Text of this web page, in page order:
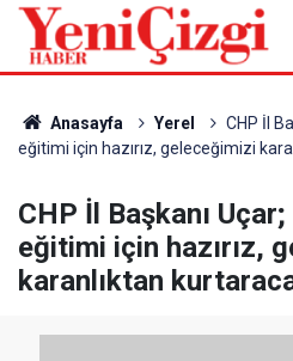
Anasayfa Yerel
CHP İl
eğitimi için hazırız, geleceğimizi
CHP İl Başkanı Uçar;
eğitimi için hazırız,
karanlıktan